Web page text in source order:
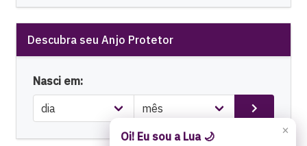
Descubra seu Anjo Protetor
Nasci em:
×
Oi! Eu sou a Lua 🌙